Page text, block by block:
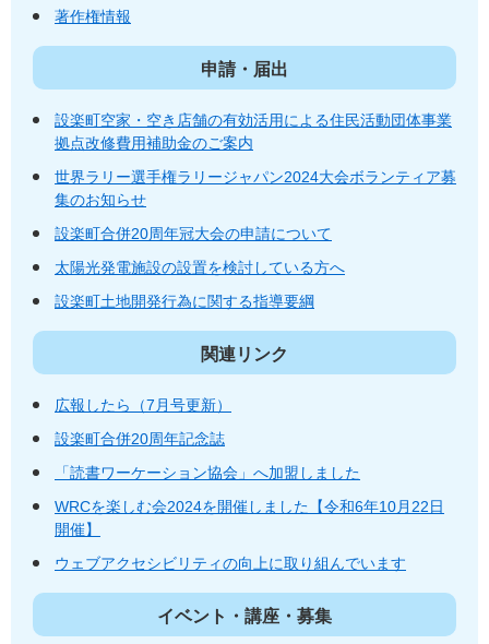
著作権情報
申請・届出
設楽町空家・空き店舗の有効活用による住民活動団体事業
拠点改修費用補助金のご案内
世界ラリー選手権ラリージャパン2024大会ボランティア募
集のお知らせ
設楽町合併20周年冠大会の申請について
太陽光発電施設の設置を検討している方へ
設楽町土地開発行為に関する指導要綱
関連リンク
広報したら（7月号更新）
設楽町合併20周年記念誌
「読書ワーケーション協会」へ加盟しました
WRCを楽しむ会2024を開催しました【令和6年10月22日
開催】
ウェブアクセシビリティの向上に取り組んでいます
イベント・講座・募集